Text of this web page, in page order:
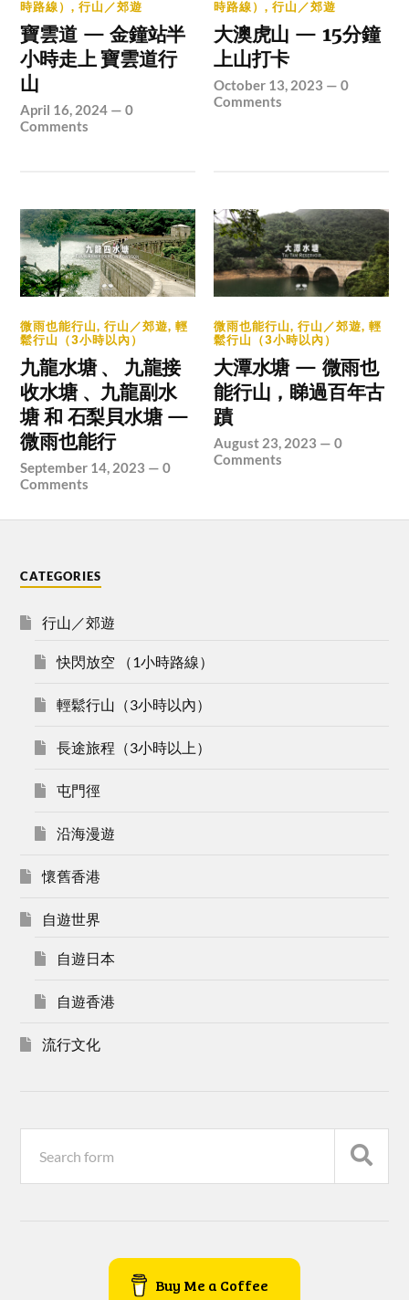
時路線）,行山／郊遊
寶雲道 — 金鐘站半
小時走上 寶雲道行
山
April 16, 2024 —0
Comments
時路線）,行山／郊遊
大澳虎山 — 15分鐘
上山打卡
October 13, 2023 —0
Comments
微雨也能行山,行山／郊遊,輕
鬆行山（3小時以內）
九龍水塘 、 九龍接
收水塘 、九龍副水
塘 和 石梨貝水塘 —
微雨也能行
September 14, 2023 —0
Comments
微雨也能行山,行山／郊遊,輕
鬆行山（3小時以內）
大潭水塘 — 微雨也
能行山，睇過百年古
蹟
August 23, 2023 —0
Comments
CATEGORIES
行山／郊遊
快閃放空 （1小時路線）
輕鬆行山（3小時以內）
長途旅程（3小時以上）
屯門徑
沿海漫遊
懷舊香港
自遊世界
自遊日本
自遊香港
流行文化
Buy Me a Coffee